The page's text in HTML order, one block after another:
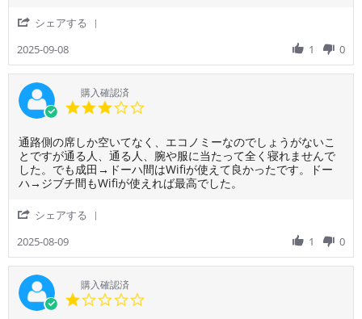
た。
と、
や
む
く
高
値
で
購
入
が
カ
ー
ル
航
で
し
た。
カ
た
で
す。
タ
ー
ル
航
初
め
て
の
用
で
し
が
と
て
も
on
8
Sep
テ
ン
ダ
ト
の
対
応
ス
ト
レ
ス
く
丁
寧
対
応
を
し
シェアする
by
ご
利
用
者
on
Sep
2025
2025-09-08 1 0
購入確認済
Review
by
ご
利
者
様
on
Aug
2025
review
stating
通
路
の
席
し
空
い
て
な
通路側の席しか空いてなく、エコノミーなのでしょうがないこ
とですが通る人、通る人、腕や服に当たって全く寝れませんで
した。でも成田→ドーハ間はWifiが使えて良かったです。ドー
ハ→ジブチ間もWifiが使えれば最高でした。
シェアする
by
ご
利
用
者
2025-08-09 1 0
購入確認済